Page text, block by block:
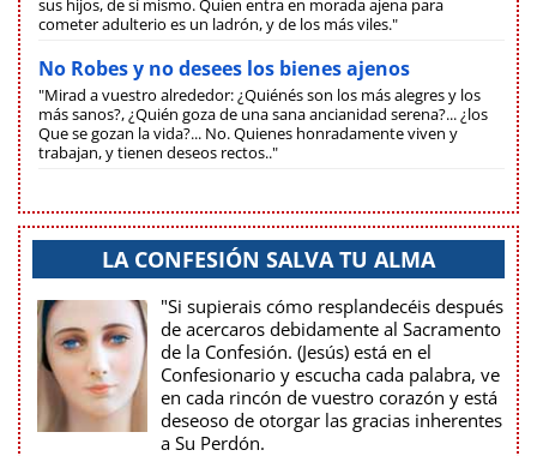
sus hijos, de sí mismo. Quien entra en morada ajena para
cometer adulterio es un ladrón, y de los más viles."
No Robes y no desees los bienes ajenos
"Mirad a vuestro alrededor: ¿Quiénés son los más alegres y los
más sanos?, ¿Quién goza de una sana ancianidad serena?... ¿los
Que se gozan la vida?... No. Quienes honradamente viven y
trabajan, y tienen deseos rectos.."
LA CONFESIÓN SALVA TU ALMA
"Si supierais cómo resplandecéis después
de acercaros debidamente al Sacramento
de la Confesión. (Jesús) está en el
Confesionario y escucha cada palabra, ve
en cada rincón de vuestro corazón y está
deseoso de otorgar las gracias inherentes
a Su Perdón.